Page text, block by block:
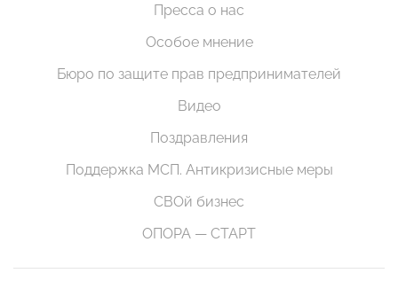
Пресса о нас
Особое мнение
Бюро по защите прав предпринимателей
Видео
Поздравления
Поддержка МСП. Антикризисные меры
СВОй бизнес
ОПОРА — СТАРТ